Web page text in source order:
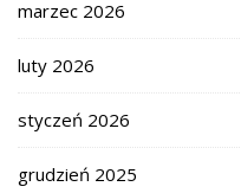
marzec 2026
luty 2026
styczeń 2026
grudzień 2025